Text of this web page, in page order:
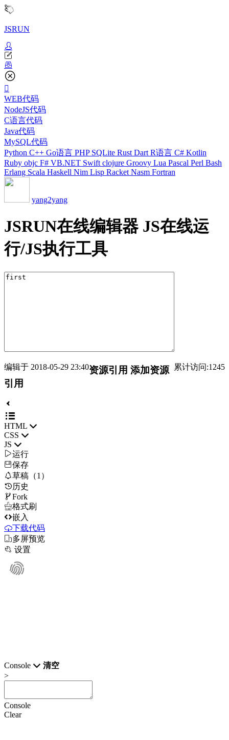
JSRUN
WEB代码
NodeJS代码
C语言代码
Java代码
MySQL代码
Python C++ Go语言 PHP SQLite Rust Dart R语言 C# Kotlin
Ruby objc F# VB.NET Swift clojure Groovy Lua Pascal Perl Bash
Erlang Scala Haskell Nim Lisp Racket Nasm Fortran
yang2yang
JSRUN在线编辑器 JS在线运
行/JS执行工具
编辑于 2018-05-29 23:40 累计访问:1245
资源引用 添加资源
引用
HTML
CSS
JS
运行
保存
草稿（1）
历史
Fork
格式刷
嵌入
下载代码
多屏预览
 设置
Console
清空
>
Console
Clear